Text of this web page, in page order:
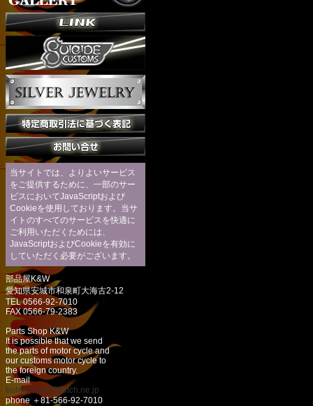
当サイトでは、よりよいサービス
をご提供するために、一部のサー
ビスにおいてJavaScriptおよび
Cookieを使用しております。当サ
イトのすべてのサービスを快適に
ご利用いただくためには、
JavaScriptおよびCookieを有効に
していただく必要がございます。
部品屋K&W
愛知県安城市和泉町大海古2-12
TEL 0566-92-7010
FAX 0566-79-2383
Parts Shop K&W
It is possible that we send
the parts of motor cycle and
our customs motor cycle to
the foreign country.
E-mail
buhinya-kw@katch.ne.jp
phone ＋81-566-92-7010